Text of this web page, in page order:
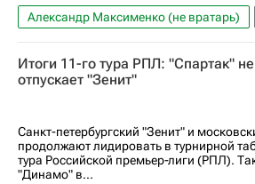
Александр Максименко (не вратарь)
РПЛ 2026-2027 (Чемпионат России по
Спартак Москва
Краснодар
Итоги 11-го тура РПЛ: "Спартак" не
отпускает "Зенит"
Санкт-петербургский "Зенит" и
продолжают лидировать в турнирной
тура Российской премьер‑лиги (РПЛ).
"Динамо" в...